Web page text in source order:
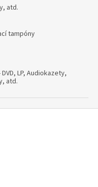
atd.
tampóny
LP, Audiokazety,
atd.